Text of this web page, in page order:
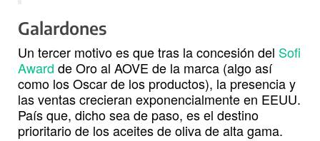
Galardones
Un tercer motivo es que tras la concesión del Sofi
Award de Oro al AOVE de la marca (algo así
como los Oscar de los productos), la presencia y
las ventas crecieran exponencialmente en EEUU.
País que, dicho sea de paso, es el destino
prioritario de los aceites de oliva de alta gama.